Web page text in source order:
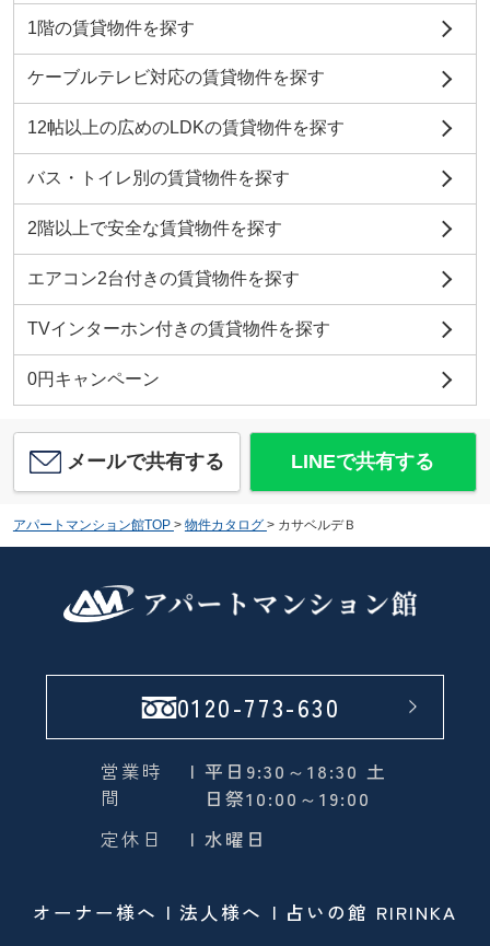
1階の賃貸物件を探す
ケーブルテレビ対応の賃貸物件を探す
12帖以上の広めのLDKの賃貸物件を探す
バス・トイレ別の賃貸物件を探す
2階以上で安全な賃貸物件を探す
エアコン2台付きの賃貸物件を探す
TVインターホン付きの賃貸物件を探す
0円キャンペーン
メールで共有する LINEで共有する
アパートマンション館TOP > 物件カタログ > カサベルデＢ
0120-773-630
営業時
間
| 平日9:30～18:30 土
日祭10:00～19:00
定休日
| 水曜日
オーナー様へ 法人様へ 占いの館 RIRINKA